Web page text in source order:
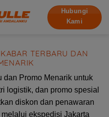
Hubungi
Kami
KABAR TERBARU DAN
dan Promo Menarik untuk
logistik, dan promo spesial
diskon dan penawaran
ekspedisi Jakarta